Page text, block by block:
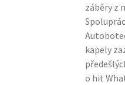
záběry z
kapely
o hit